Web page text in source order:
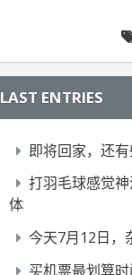
LAST ENTRIES
即将回家，还
打羽毛球感觉
体
今天7月12日，
买机票最划算